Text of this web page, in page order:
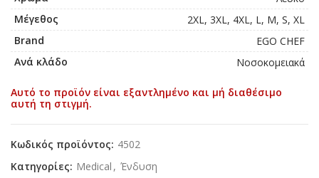
Μέγεθος
2XL, 3XL, 4XL, L, M, S, XL
Brand
EGO CHEF
Ανά κλάδο
Νοσοκομειακά
Αυτό το προϊόν είναι εξαντλημένο και μή διαθέσιμο
αυτή τη στιγμή.
Κωδικός προϊόντος: 4502
Κατηγορίες: Medical , Ένδυση